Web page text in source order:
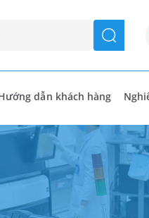
seach
dẫn khách hàng